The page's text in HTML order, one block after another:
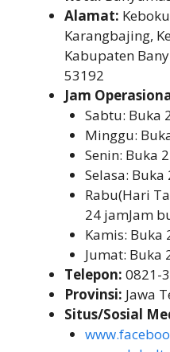
Alamat:
Karangbajing,
Kabupaten
53192
Jam
Sabtu: Buka
Minggu:
Senin: Buka
Selasa: Buka
Rabu(Hari
24 jamJam
Kamis: Buka
Jumat: Buka
Telepon: 0821-
Provinsi: Jawa
Situs/Sosial